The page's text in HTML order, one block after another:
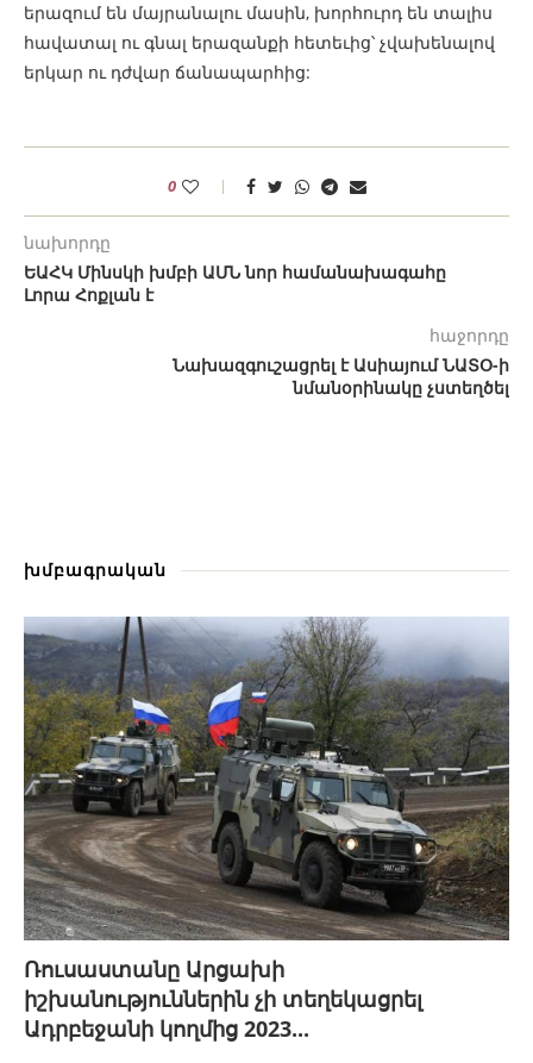
երազում են մայրանալու մասին, խորհուրդ են տալիս
հավատալ ու գնալ երազանքի հետեւից՝ չվախենալով
երկար ու դժվար ճանապարհից:
0
նախորդը
ԵԱՀԿ Մինսկի խմբի ԱՄՆ նոր համանախագահը
Լորա Հոքլան է
հաջորդը
Նախազգուշացրել է Ասիայում ՆԱՏՕ-ի
նմանօրինակը չստեղծել
խմբագրական
Ռուսաստանը Արցախի
իշխանություններին չի տեղեկացրել
Ադրբեջանի կողմից 2023...